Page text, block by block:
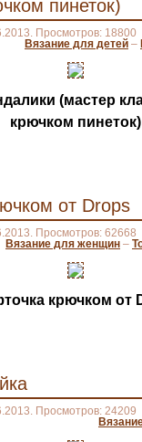
пинеток)
Просмотров: 18800
Вязание для детей –
(мастер
крючком пинеток)
от Drops
Просмотров: 62668
Вязание для женщин –
крючком от
Просмотров: 24209